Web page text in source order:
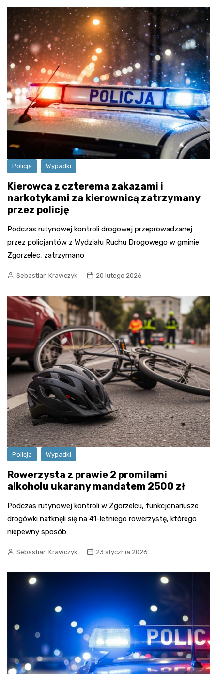
Policja Wypadki
Kierowca z czterema zakazami i
narkotykami za kierownicą zatrzymany
przez policję
Podczas rutynowej kontroli drogowej przeprowadzanej
przez policjantów z Wydziału Ruchu Drogowego w gminie
Zgorzelec, zatrzymano
Sebastian Krawczyk 20 lutego 2026
Policja Wypadki
Rowerzysta z prawie 2 promilami
alkoholu ukarany mandatem 2500 zł
Podczas rutynowej kontroli w Zgorzelcu, funkcjonariusze
drogówki natknęli się na 41-letniego rowerzystę, którego
niepewny sposób
Sebastian Krawczyk 23 stycznia 2026